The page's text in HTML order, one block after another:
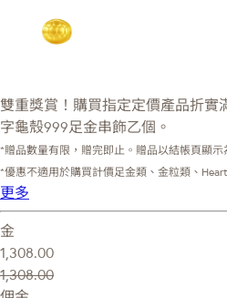
雙重獎賞！購買指定定價產品折實
字龜殼999足金串飾乙個。
*贈品數量有限，贈完即止。贈品以結帳頁顯示
*優惠不適用於購買計價足金類、金粒類、
更多
金
1,308.00
1,308.00